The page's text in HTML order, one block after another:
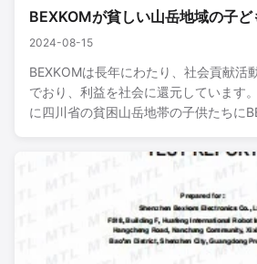
BEXKOMが貧しい山岳地域の子
2024-08-15
BEXKOMは長年にわたり、社会貢献活
でおり、利益を社会に還元しています
に四川省の貧困山岳地帯の子供たちに